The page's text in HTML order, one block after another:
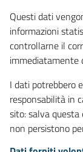
Questi dati
informazioni
controllarne il
immediatamente
I dati potrebbero
responsabilità in
sito: salva
non persistono